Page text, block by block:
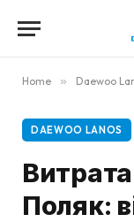
Home » Daewoo
DAEWOO LANOS
Поляк: